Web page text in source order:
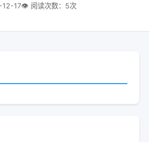
12-17👁 阅读次数：5次